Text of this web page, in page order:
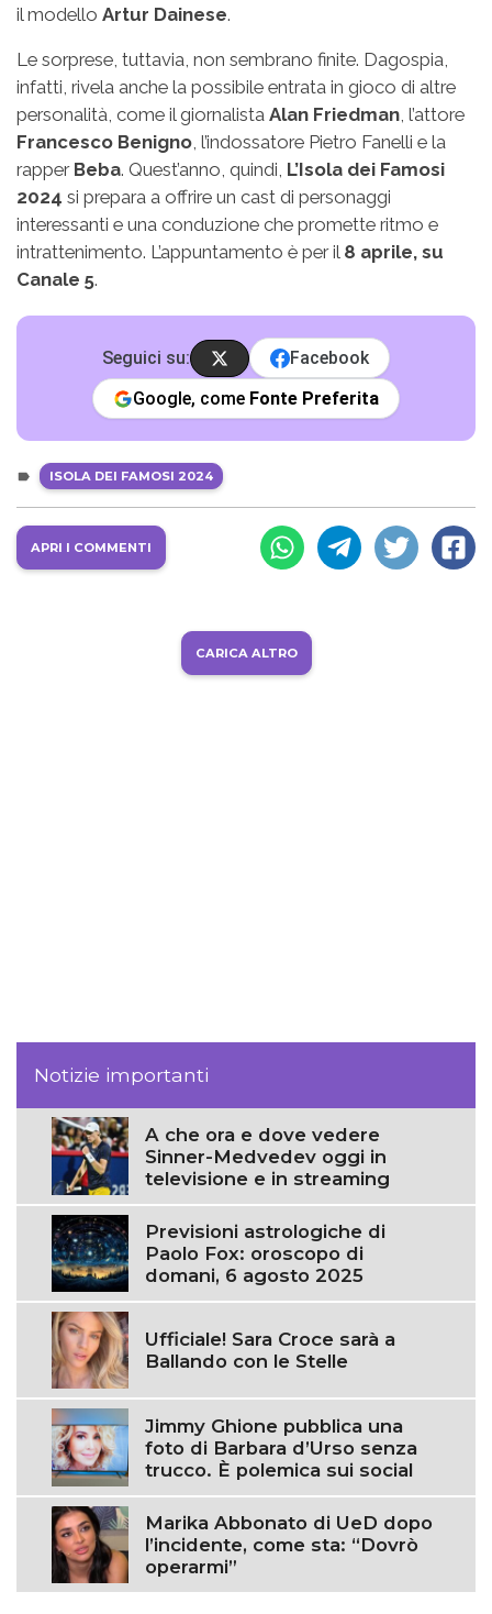
il modello Artur Dainese.
Le sorprese, tuttavia, non sembrano finite. Dagospia,
infatti, rivela anche la possibile entrata in gioco di altre
personalità, come il giornalista Alan Friedman, l’attore
Francesco Benigno, l’indossatore Pietro Fanelli e la
rapper Beba. Quest’anno, quindi, L’Isola dei Famosi
2024 si prepara a offrire un cast di personaggi
interessanti e una conduzione che promette ritmo e
intrattenimento. L’appuntamento è per il 8 aprile, su
Canale 5.
Seguici su:
Facebook
Google, come Fonte Preferita
ISOLA DEI FAMOSI 2024
APRI I COMMENTI
CARICA ALTRO
Notizie importanti
A che ora e dove vedere
Sinner-Medvedev oggi in
televisione e in streaming
Previsioni astrologiche di
Paolo Fox: oroscopo di
domani, 6 agosto 2025
Ufficiale! Sara Croce sarà a
Ballando con le Stelle
Jimmy Ghione pubblica una
foto di Barbara d’Urso senza
trucco. È polemica sui social
Marika Abbonato di UeD dopo
l’incidente, come sta: “Dovrò
operarmi”